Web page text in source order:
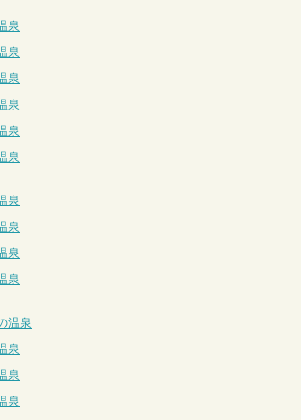
泉
泉
泉
泉
泉
泉
泉
泉
泉
泉
温泉
泉
泉
泉